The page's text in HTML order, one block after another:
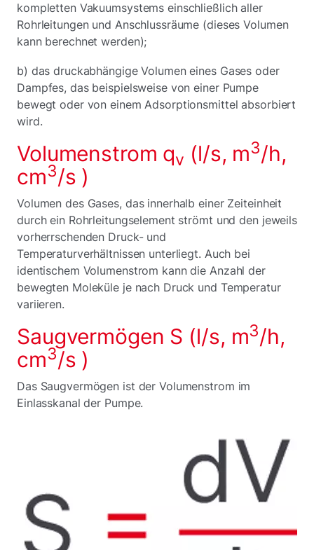
kompletten Vakuumsystems einschließlich aller
Rohrleitungen und Anschlussräume (dieses Volumen
kann berechnet werden);
b) das druckabhängige Volumen eines Gases oder
Dampfes, das beispielsweise von einer Pumpe
bewegt oder von einem Adsorptionsmittel absorbiert
wird.
Volumenstrom qv (l/s, m3/h,
cm3/s )
Volumen des Gases, das innerhalb einer Zeiteinheit
durch ein Rohrleitungselement strömt und den jeweils
vorherrschenden Druck- und
Temperaturverhältnissen unterliegt. Auch bei
identischem Volumenstrom kann die Anzahl der
bewegten Moleküle je nach Druck und Temperatur
variieren.
Saugvermögen S (l/s, m3/h,
cm3/s )
Das Saugvermögen ist der Volumenstrom im
Einlasskanal der Pumpe.